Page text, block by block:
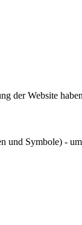
der Website
und Symbole) -